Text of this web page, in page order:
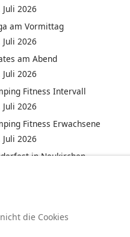
Juli 2026
am Vormittag
Juli 2026
am Abend
Juli 2026
Fitness Intervall
Juli 2026
Fitness Erwachsene
Juli 2026
in Neukirchen
die Cookies